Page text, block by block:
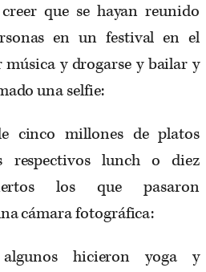
que se hayan reunido
en un festival en el
música y drogarse y bailar y
una selfie:
cinco millones de platos
respectivos lunch o diez
los que pasaron
cámara fotográfica:
hicieron yoga y